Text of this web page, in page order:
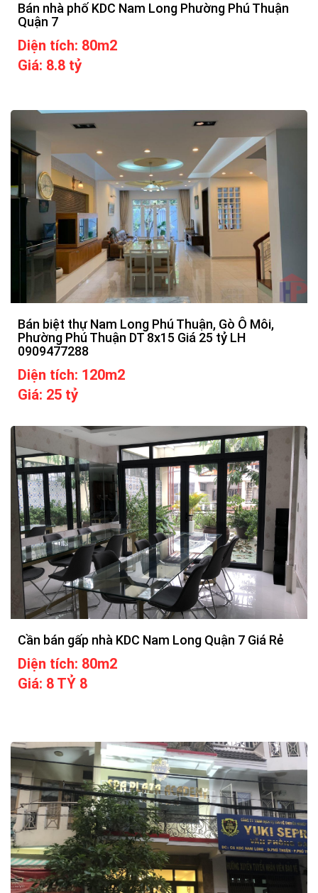
Bán nhà phố KDC Nam Long Phường Phú Thuận
Quận 7
Diện tích: 80m2
Giá: 8.8 tỷ
Bán biệt thự Nam Long Phú Thuận, Gò Ô Môi,
Phường Phú Thuận DT 8x15 Giá 25 tỷ LH
0909477288
Diện tích: 120m2
Giá: 25 tỷ
Cần bán gấp nhà KDC Nam Long Quận 7 Giá Rẻ
Diện tích: 80m2
Giá: 8 TỶ 8